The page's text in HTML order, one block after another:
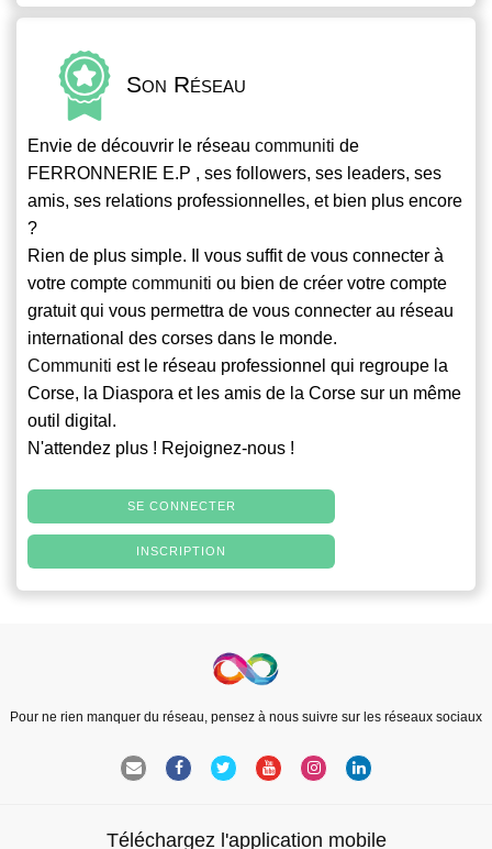
Son Réseau
Envie de découvrir le réseau communiti de
FERRONNERIE E.P , ses followers, ses leaders, ses
amis, ses relations professionnelles, et bien plus encore
?
Rien de plus simple. Il vous suffit de vous connecter à
votre compte communiti ou bien de créer votre compte
gratuit qui vous permettra de vous connecter au réseau
international des corses dans le monde.
Communiti est le réseau professionnel qui regroupe la
Corse, la Diaspora et les amis de la Corse sur un même
outil digital.
N'attendez plus ! Rejoignez-nous !
SE CONNECTER
INSCRIPTION
Pour ne rien manquer du réseau, pensez à nous suivre sur les réseaux sociaux
Téléchargez l'application mobile